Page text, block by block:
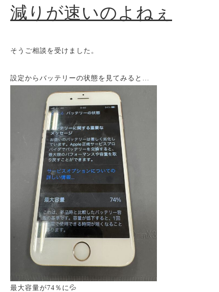
減りが速いのよねぇ
そうご相談を受けました。
設定からバッテリーの状態を見てみると…
最大容量が74％に💦